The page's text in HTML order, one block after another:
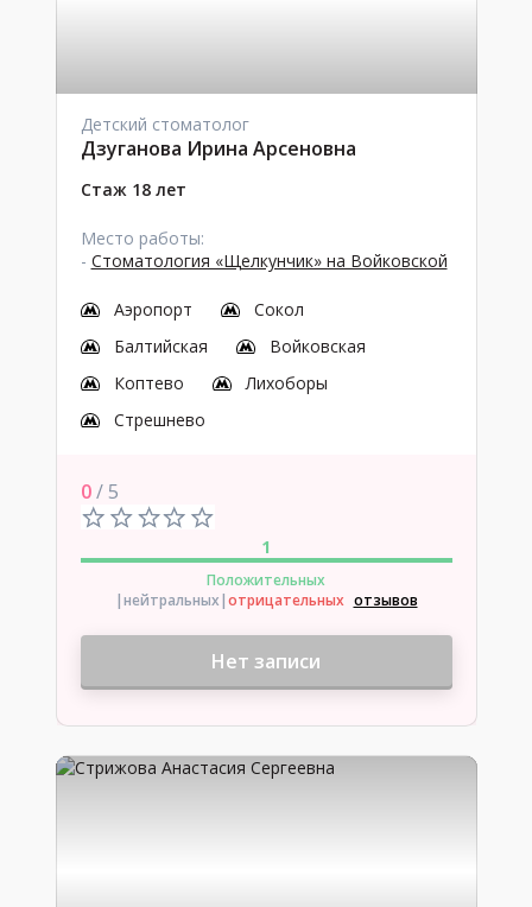
Детский стоматолог
Дзуганова Ирина Арсеновна
Стаж 18 лет
Место работы:
- Стоматология «Щелкунчик» на Войковской
Аэропорт
Сокол
Балтийская
Войковская
Коптево
Лихоборы
Стрешнево
0/ 5
1
Положительных
|нейтральных|отрицательных отзывов
Нет записи